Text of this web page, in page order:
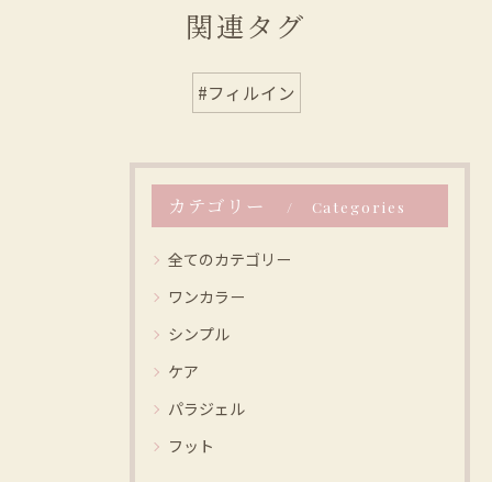
関連タグ
#フィルイン
カテゴリー Categories
全てのカテゴリー
ワンカラー
シンプル
ケア
パラジェル
フット